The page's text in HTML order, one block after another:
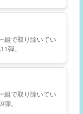
組で取り除いてい
弾。
組で取り除いてい
弾。